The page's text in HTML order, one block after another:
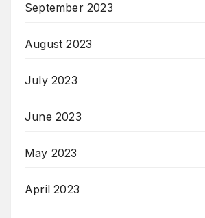
September 2023
August 2023
July 2023
June 2023
May 2023
April 2023